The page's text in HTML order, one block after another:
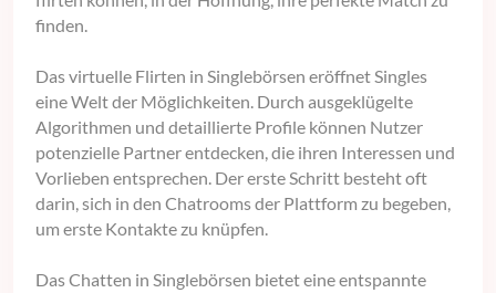
finden.
Das virtuelle Flirten in Singlebörsen eröffnet Singles
eine Welt der Möglichkeiten. Durch ausgeklügelte
Algorithmen und detaillierte Profile können Nutzer
potenzielle Partner entdecken, die ihren Interessen und
Vorlieben entsprechen. Der erste Schritt besteht oft
darin, sich in den Chatrooms der Plattform zu begeben,
um erste Kontakte zu knüpfen.
Das Chatten in Singlebörsen bietet eine entspannte